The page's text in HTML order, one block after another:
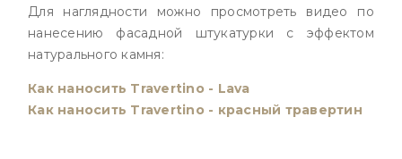
Для наглядности можно просмотреть видео по
нанесению фасадной штукатурки с эффектом
натурального камня:
Как наносить Travertino - Lava
Как наносить Travertino - красный травертин